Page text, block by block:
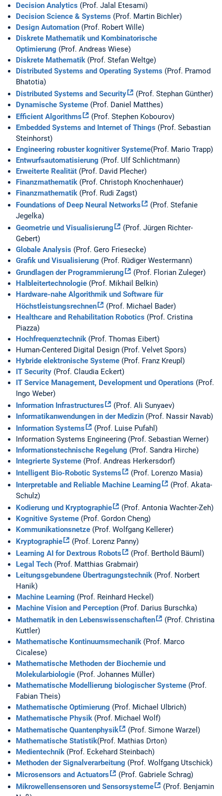
Decision Analytics (Prof. Jalal Etesami)
Decision Science & Systems (Prof. Martin Bichler)
Design Automation (Prof. Robert Wille)
Diskrete Mathematik und Kombinatorische
Optimierung (Prof. Andreas Wiese)
Diskrete Mathematik (Prof. Stefan Weltge)
Distributed Systems and Operating Systems (Prof. Pramod
Bhatotia)
Distributed Systems and Security
(Prof. Stephan Günther)
Dynamische Systeme (Prof. Daniel Matthes)
Efficient Algorithms
(Prof. Stephen Kobourov)
Embedded Systems and Internet of Things (Prof. Sebastian
Steinhorst)
Engineering robuster kognitiver Systeme(Prof. Mario Trapp)
Entwurfsautomatisierung (Prof. Ulf Schlichtmann)
Erweiterte Realität (Prof. David Plecher)
Finanzmathematik (Prof. Christoph Knochenhauer)
Finanzmathematik (Prof. Rudi Zagst)
Foundations of Deep Neural Networks
(Prof. Stefanie
Jegelka)
Geometrie und Visualisierung
(Prof. Jürgen Richter-
Gebert)
Globale Analysis (Prof. Gero Friesecke)
Grafik und Visualisierung (Prof. Rüdiger Westermann)
Grundlagen der Programmierung
(Prof. Florian Zuleger)
Halbleitertechnologie (Prof. Mikhail Belkin)
Hardware-nahe Algorithmik und Software für
Höchstleistungsrechnen
(Prof. Michael Bader)
Healthcare and Rehabilitation Robotics (Prof. Cristina
Piazza)
Hochfrequenztechnik (Prof. Thomas Eibert)
Human-Centered Digital Design (Prof. Velvet Spors)
Hybride elektronische Systeme (Prof. Franz Kreupl)
IT Security (Prof. Claudia Eckert)
IT Service Management, Development und Operations (Prof.
Ingo Weber)
Information Infrastructures
(Prof. Ali Sunyaev)
Informatikanwendungen in der Medizin (Prof. Nassir Navab)
Information Systems
(Prof. Luise Pufahl)
Information Systems Engineering (Prof. Sebastian Werner)
Informationstechnische Regelung (Prof. Sandra Hirche)
Integrierte Systeme (Prof. Andreas Herkersdorf)
Intelligent Bio-Robotic Systems
(Prof. Lorenzo Masia)
Interpretable and Reliable Machine Learning
(Prof. Akata-
Schulz)
Kodierung und Kryptographie
(Prof. Antonia Wachter-Zeh)
Kognitive Systeme (Prof. Gordon Cheng)
Kommunikationsnetze (Prof. Wolfgang Kellerer)
Kryptographie
(Prof. Lorenz Panny)
Learning AI for Dextrous Robots
(Prof. Berthold Bäuml)
Legal Tech (Prof. Matthias Grabmair)
Leitungsgebundene Übertragungstechnik (Prof. Norbert
Hanik)
Machine Learning (Prof. Reinhard Heckel)
Machine Vision and Perception (Prof. Darius Burschka)
Mathematik in den Lebenswissenschaften
(Prof. Christina
Kuttler)
Mathematische Kontinuumsmechanik (Prof. Marco
Cicalese)
Mathematische Methoden der Biochemie und
Molekularbiologie (Prof. Johannes Müller)
Mathematische Modellierung biologischer Systeme (Prof.
Fabian Theis)
Mathematische Optimierung (Prof. Michael Ulbrich)
Mathematische Physik (Prof. Michael Wolf)
Mathematische Quantenphysik
(Prof. Simone Warzel)
Mathematische Statistik(Prof. Mathias Drton)
Medientechnik (Prof. Eckehard Steinbach)
Methoden der Signalverarbeitung (Prof. Wolfgang Utschick)
Microsensors and Actuators
(Prof. Gabriele Schrag)
Mikrowellensensoren und Sensorsysteme
(Prof. Benjamin